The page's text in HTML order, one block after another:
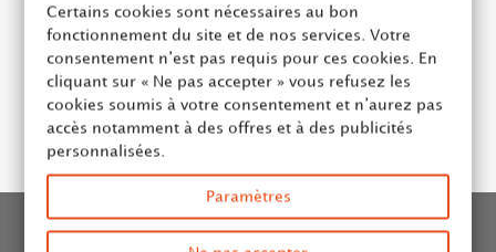
Thé de Noël Compagnie Coloniale 100g vrac
Ajouter au panier
Certains cookies sont nécessaires au bon
fonctionnement du site et de nos services. Votre
consentement n’est pas requis pour ces cookies. En
cliquant sur « Ne pas accepter » vous refusez les
cookies soumis à votre consentement et n’aurez pas
accès notamment à des offres et à des publicités
personnalisées.
Paramètres